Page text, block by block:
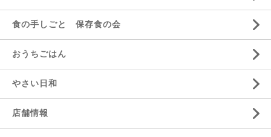
食の手しごと 保存食の会
おうちごはん
やさい日和
店舗情報